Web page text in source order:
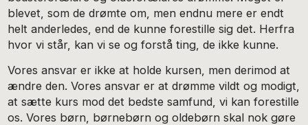
blevet, som de drømte om, men endnu mere er endt
helt anderledes, end de kunne forestille sig det. Herfra
hvor vi står, kan vi se og forstå ting, de ikke kunne.
Vores ansvar er ikke at holde kursen, men derimod at
ændre den. Vores ansvar er at drømme vildt og modigt,
at sætte kurs mod det bedste samfund, vi kan forestille
os. Vores børn, børnebørn og oldebørn skal nok gøre